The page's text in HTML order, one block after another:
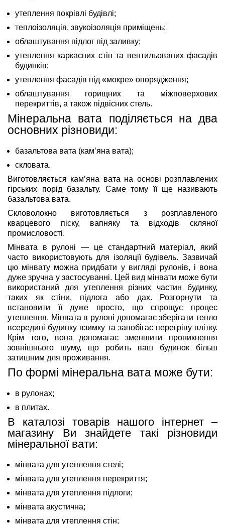
утеплення покрівлі будівлі;
теплоізоляція, звукоізоляція приміщень;
облаштування підлог під заливку;
утеплення каркасних стін та вентильованих фасадів
будинків;
утеплення фасадів під «мокре» опорядження;
облаштування горищних та міжповерхових
перекриттів, а також підвісних стель.
Мінеральна вата поділяється на два
основних різновиди:
базальтова вата (кам’яна вата);
скловата.
Виготовляється кам’яна вата на основі розплавлених
гірських порід базальту. Саме тому її ще називають
базальтова вата.
Скловолокно виготовляється з розплавленого
кварцевого піску, вапняку та відходів скляної
промисловості.
Мінвата в рулоні — це стандартний матеріал, який
часто використовують для ізоляції будівель. Зазвичай
цю мінвату можна придбати у вигляді рулонів, і вона
дуже зручна у застосуванні. Цей вид мінвати може бути
використаний для утеплення різних частин будинку,
таких як стіни, підлога або дах. Розгорнути та
встановити її дуже просто, що спрощує процес
утеплення. Мінвата в рулоні допомагає зберігати тепло
всередині будинку взимку та запобігає перегріву влітку.
Крім того, вона допомагає зменшити проникнення
зовнішнього шуму, що робить ваш будинок більш
затишним для проживання.
По формі мінеральна вата може бути:
в рулонах;
в плитах.
В каталозі товарів нашого інтернет –
магазину Ви знайдете такі різновиди
мінеральної вати:
мінвата для утеплення стелі;
мінвата для утеплення перекриття;
мінвата для утеплення підлоги;
мінвата акустична;
мінвата для утеплення стін;